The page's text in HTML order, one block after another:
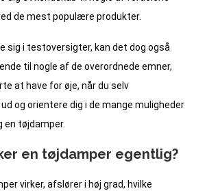
de mest populære produkter.
sig i testoversigter, kan det dog også
til nogle af de overordnede emner,
at have for øje, når du selv
og orientere dig i de mange muligheder
tøjdamper.
en tøjdamper egentlig?
virker, afslører i høj grad, hvilke